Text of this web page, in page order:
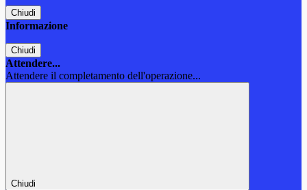
Chiudi
Informazione
Chiudi
Attendere...
Attendere il completamento dell'operazione...
Chiudi